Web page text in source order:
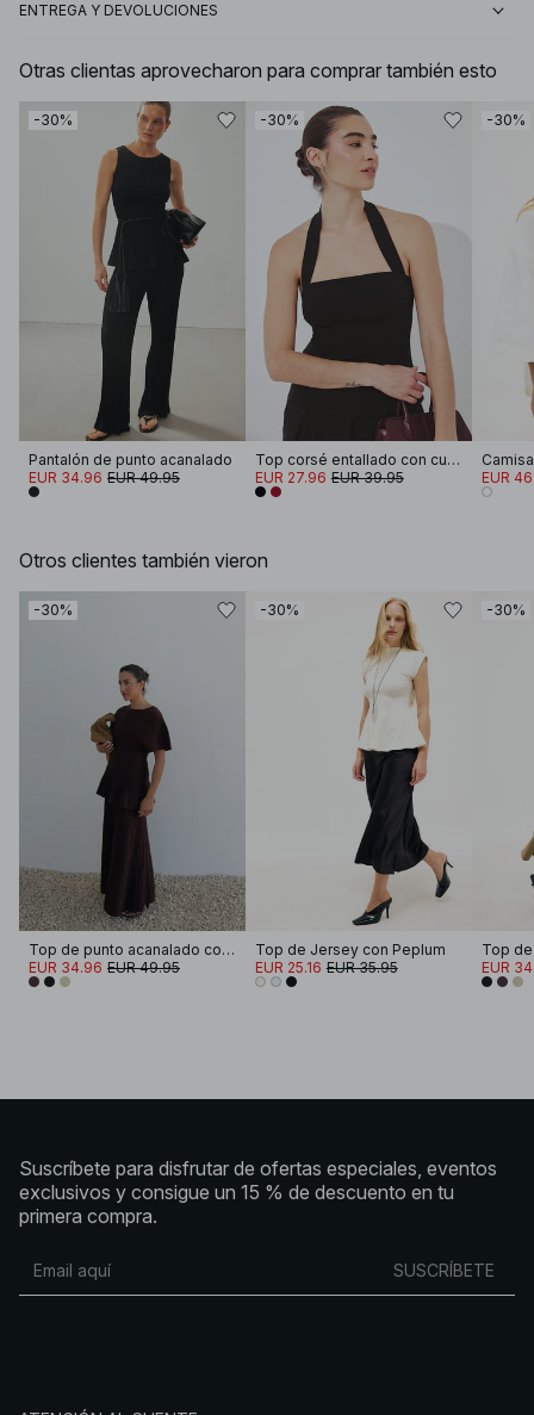
ENTREGA Y DEVOLUCIONES
Otras clientas aprovecharon para comprar también esto
-30%
Pantalón de punto acanalado
EUR 34.96 EUR 49.95
-30%
Top corsé entallado con cuello halter
EUR 27.96 EUR 39.95
-30%
EUR
Otros clientes también vieron
-30%
Top de punto acanalado con volantes
EUR 34.96 EUR 49.95
-30%
Top de Jersey con Peplum
EUR 25.16 EUR 35.95
-30%
EUR
Suscríbete para disfrutar de ofertas especiales, eventos
exclusivos y consigue un 15 % de descuento en tu
primera compra.
SUSCRÍBETE